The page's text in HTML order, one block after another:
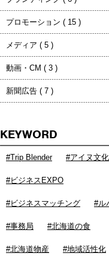
プロモーション ( 15 )
メディア ( 5 )
動画・CM ( 3 )
新聞広告 ( 7 )
KEYWORD
#Trip Blender #アイヌ文化
#ビジネスEXPO
#ビジネスマッチング #ル
#事務局 #北海道の食
#北海道物産 #地域活性化